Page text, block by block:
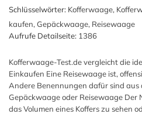
Schlüsselwörter: Kofferwaage,
kaufen, Gepäckwaage, Reisewaage
Aufrufe Detailseite: 1386
Kofferwaage-Test.de vergleicht die
Einkaufen Eine Reisewaage ist,
Andere Benennungen dafür sind aus
Gepäckwaage oder Reisewaage Der
das Volumen eines Koffers zu sehen